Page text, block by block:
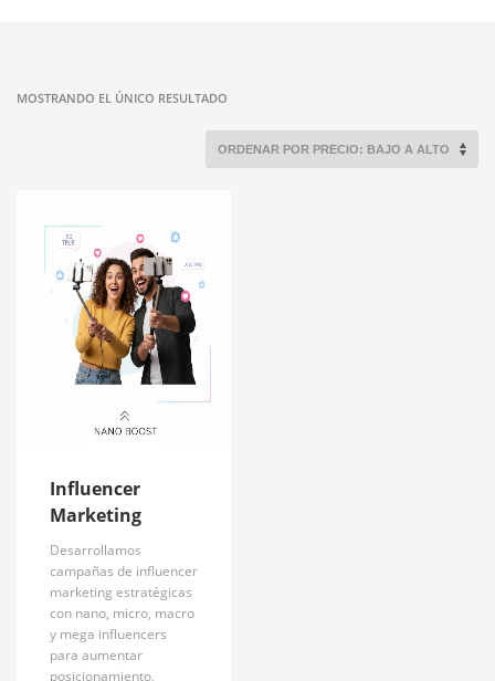
MOSTRANDO EL ÚNICO RESULTADO
Influencer
Marketing
Desarrollamos
campañas de influencer
marketing estratégicas
con nano, micro, macro
y mega influencers
para aumentar
posicionamiento,